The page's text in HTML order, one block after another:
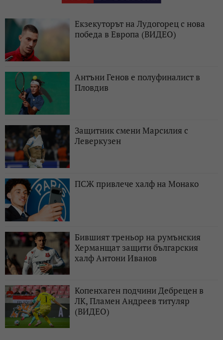
Екзекуторът на Лудогорец с нова
победа в Европа (ВИДЕО)
Антъни Генов е полуфиналист в
Пловдив
Защитник смени Марсилия с
Леверкузен
ПСЖ привлече халф на Монако
Бившият треньор на румънския
Херманщат защити българския
халф Антони Иванов
Копенхаген подчини Дебрецен в
ЛК, Пламен Андреев титуляр
(ВИДЕО)